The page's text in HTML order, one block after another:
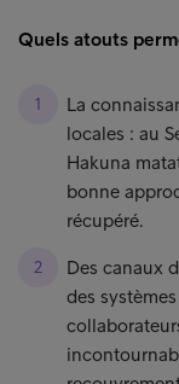
Quels atouts
La
locales : au
Hakuna
bonne
récupéré.
Des canaux
des